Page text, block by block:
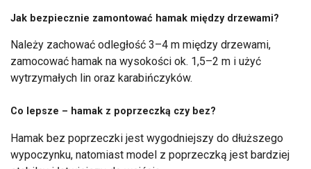
Jak bezpiecznie zamontować hamak między drzewami?
Należy zachować odległość 3–4 m między drzewami,
zamocować hamak na wysokości ok. 1,5–2 m i użyć
wytrzymałych lin oraz karabińczyków.
Co lepsze – hamak z poprzeczką czy bez?
Hamak bez poprzeczki jest wygodniejszy do dłuższego
wypoczynku, natomiast model z poprzeczką jest bardziej